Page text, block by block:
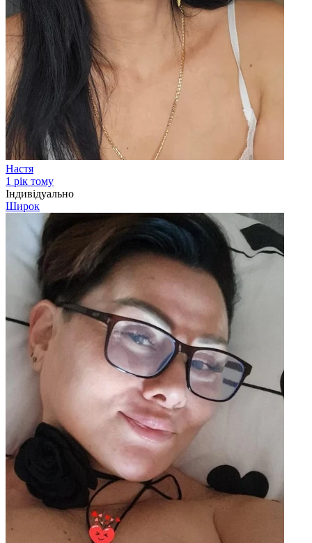
Настя
1 рік тому
Індивідуально
Широк